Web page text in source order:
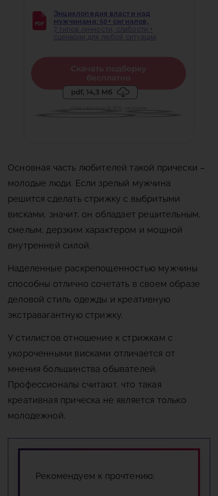
Энциклопедия власти над
мужчинами: 50+ сигналов,
7 типов личности, слабости +
сценарии для любой ситуации
Основная часть любителей такой прически –
молодые люди. Если зрелый мужчина
решится сделать стрижку с выбритыми
висками, значит, он обладает решительным,
смелым, дерзким характером и мощной
внутренней силой.
Наделенные раскрепощенностью мужчины
способны отлично сочетать в своем образе
деловой стиль одежды и креативную
экстравагантную стрижку.
У стилистов отношение к стрижкам с
укороченными висками отличается от
мнения большинства обывателей.
Профессионалы считают, что такая
креативная прическа не является только
молодежной.
Рекомендуем к прочтению: